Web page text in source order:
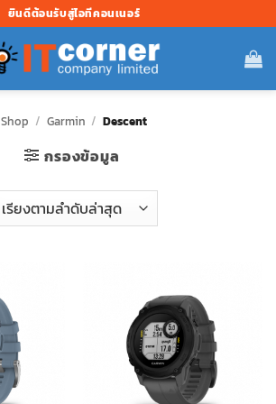
ยินดีต้อนรับสู่ไอทีคอนเนอร์
Shop / Garmin / Descent
กรองข้อมูล